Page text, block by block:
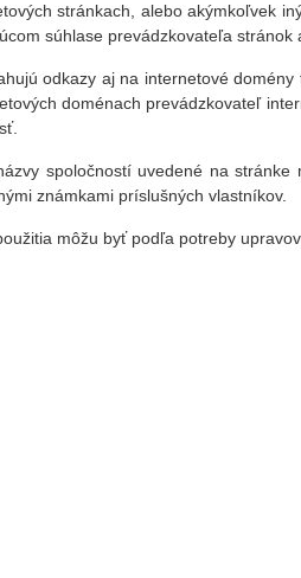
stránkach, alebo akýmkoľvek
súhlase prevádzkovateľa stránok
odkazy aj na internetové
doménach prevádzkovateľ
spoločností uvedené na stránke
známkami príslušných vlastníkov.
môžu byť podľa potreby